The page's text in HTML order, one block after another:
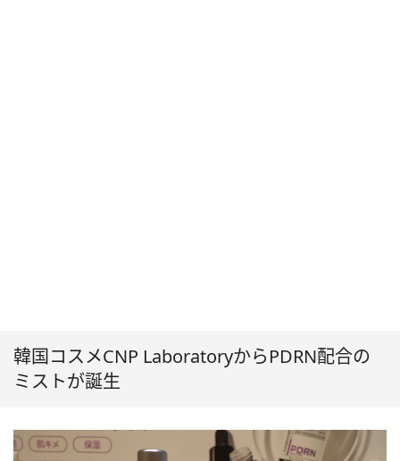
韓国コスメCNP LaboratoryからPDRN配合の
ミストが誕生